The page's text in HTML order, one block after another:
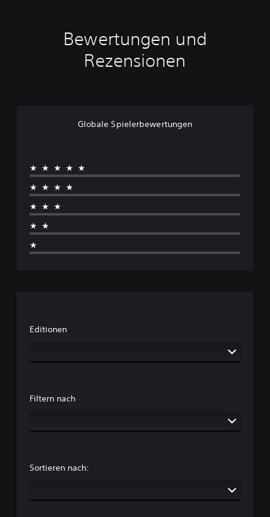
Bewertungen und
Rezensionen
Globale Spielerbewertungen
★★★★★
★★★★
★★★
★★
★
Editionen
Filtern nach
Sortieren nach: